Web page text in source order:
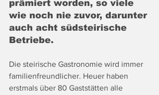
prämiert worden, so viele
wie noch nie zuvor, darunter
auch acht südsteirische
Betriebe.
Die steirische Gastronomie wird immer
familienfreundlicher. Heuer haben
erstmals über 80 Gaststätten alle